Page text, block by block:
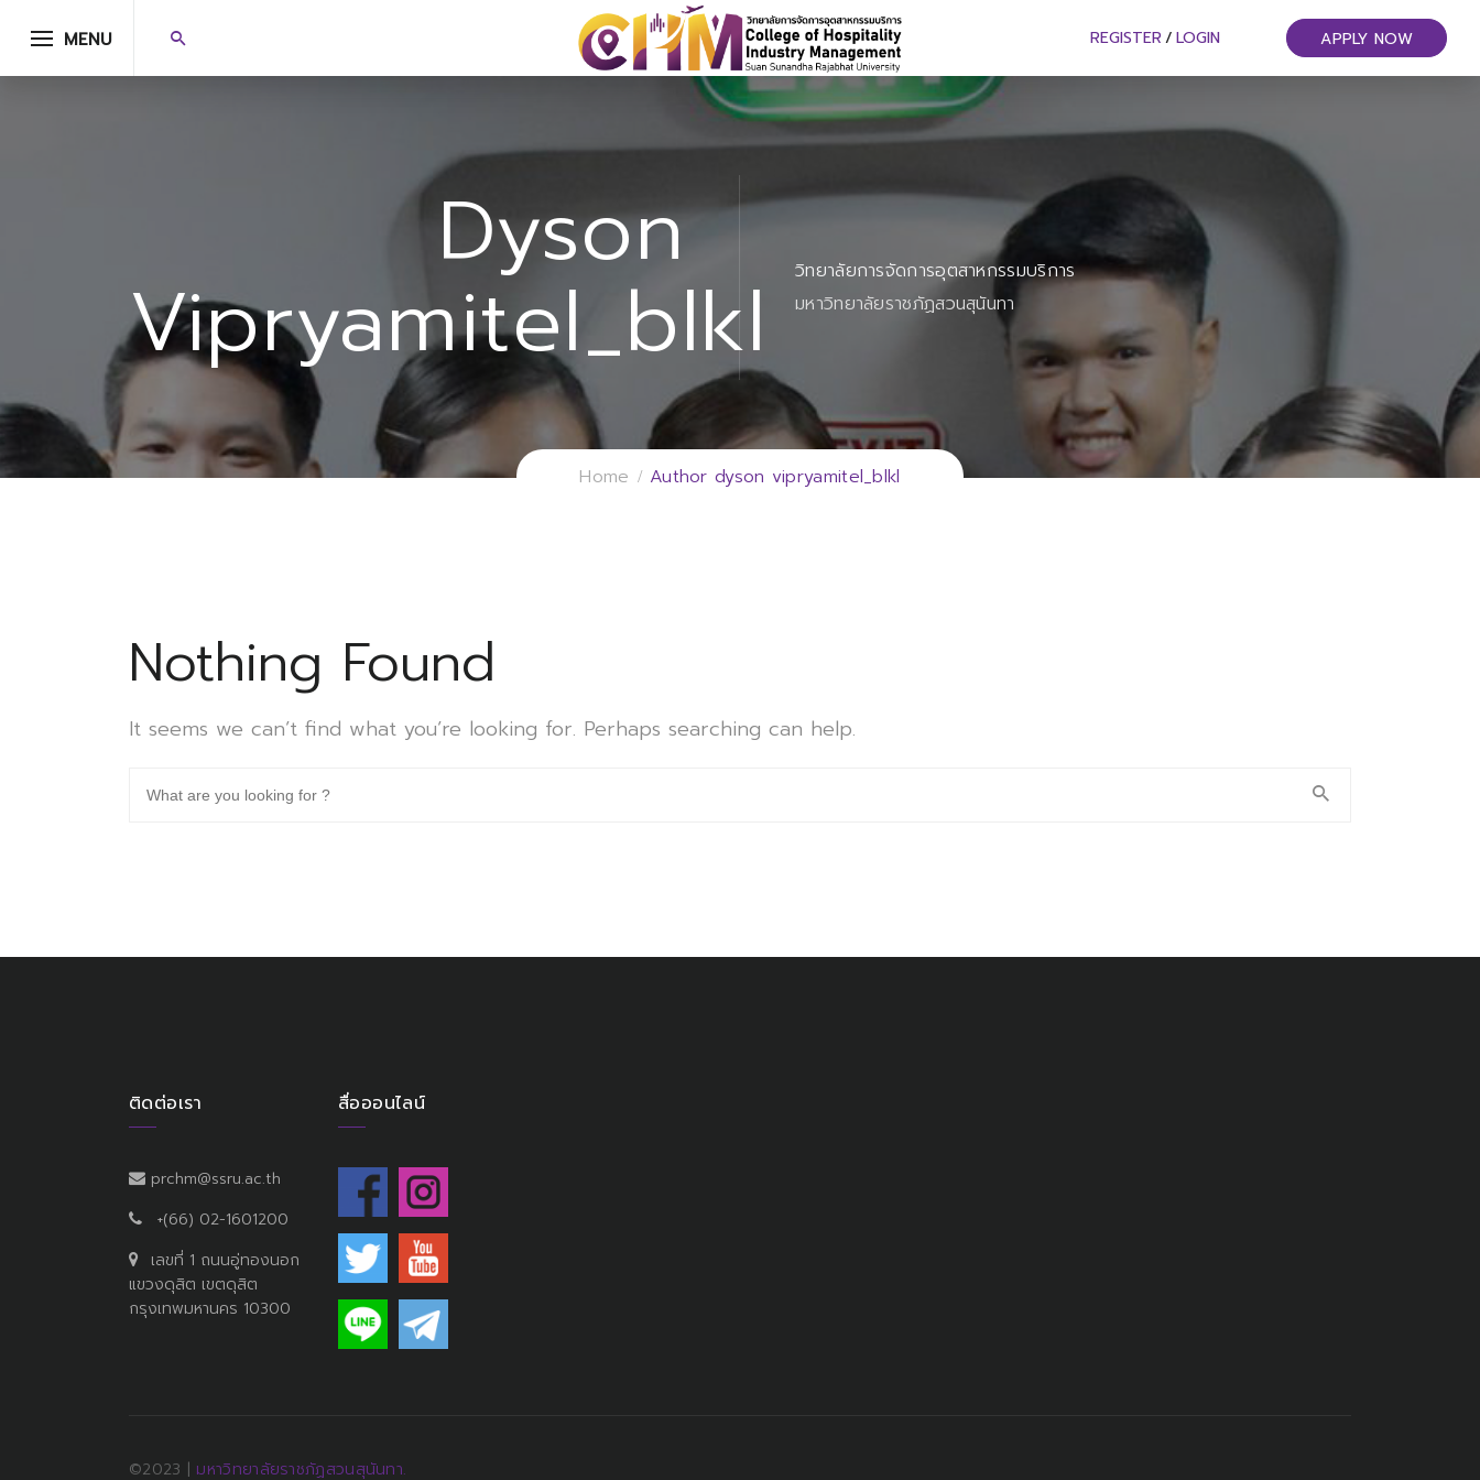
MENU REGISTER / LOGIN APPLY NOW
Dyson
Vipryamitel_blkl
วิทยาลัยการจัดการอุตสาหกรรมบริการ
มหาวิทยาลัยราชภัฏสวนสุนันทา
Home Author dyson vipryamitel_blkl
Nothing Found
It seems we can’t find what you’re looking for. Perhaps searching can help.
ติดต่อเรา
prchm@ssru.ac.th
+(66) 02-1601200
เลขที่ 1 ถนนอู่ทองนอก
แขวงดุสิต เขตดุสิต
กรุงเทพมหานคร 10300
สื่อออนไลน์
©2023 | มหาวิทยาลัยราชภัฏสวนสุนันทา.